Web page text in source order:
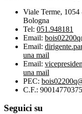
Viale Terme, 1054
Bologna
Tel: 051.948181
Email:
Email:
una mail
Email:
una mail
PEC:
C.F.: 90014770375
Seguici su